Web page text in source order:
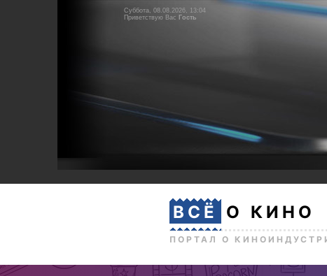
Суббота, 08.08.2026, 13:04
Приветствую Вас Гость